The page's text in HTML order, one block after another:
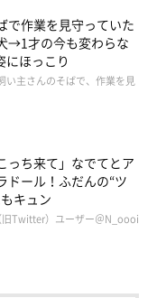
んな性格なのでしょう
ありません。何か伝
で作業を見守っていた
→1才の今も変わらな
にほっこり
い主さんのそばで、作業を見
っち来て」なでてとア
ドール！ふだんの“ツ
キュン
旧Twitter）ユーザー＠N_oooi